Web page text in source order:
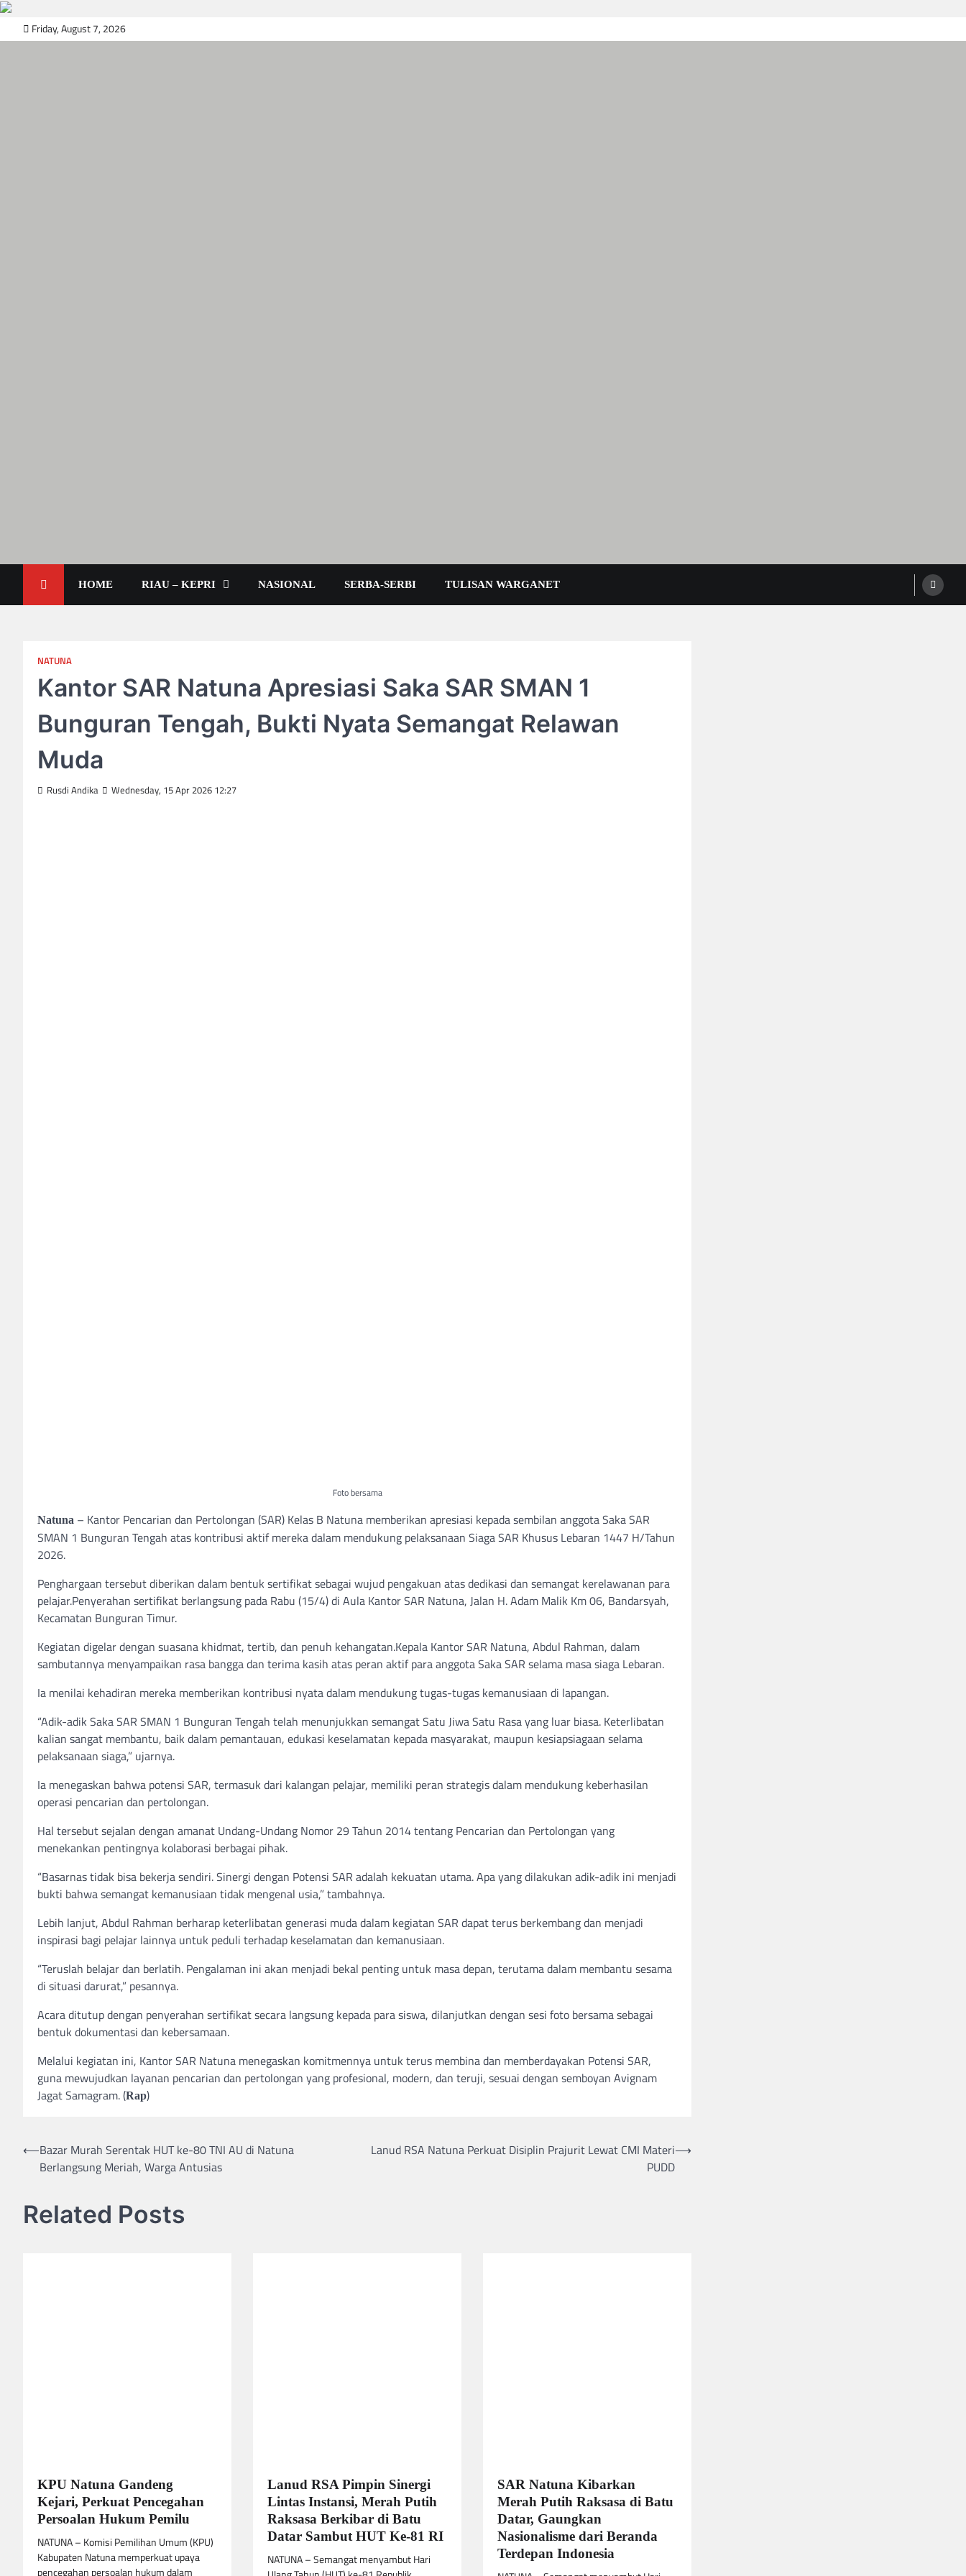
to
Friday, August 7, 2026
HOME RIAU – KEPRI NASIONAL SERBA-SERBI TULISAN WARGANET
NATUNA
Kantor SAR Natuna Apresiasi Saka SAR SMAN 1
Bunguran Tengah, Bukti Nyata Semangat Relawan
Muda
Rusdi Andika Wednesday, 15 Apr 2026 12:27
Foto bersama
Natuna – Kantor Pencarian dan Pertolongan (SAR) Kelas B Natuna memberikan apresiasi kepada sembilan anggota Saka SAR
SMAN 1 Bunguran Tengah atas kontribusi aktif mereka dalam mendukung pelaksanaan Siaga SAR Khusus Lebaran 1447 H/Tahun
2026.
Penghargaan tersebut diberikan dalam bentuk sertifikat sebagai wujud pengakuan atas dedikasi dan semangat kerelawanan para
pelajar.Penyerahan sertifikat berlangsung pada Rabu (15/4) di Aula Kantor SAR Natuna, Jalan H. Adam Malik Km 06, Bandarsyah,
Kecamatan Bunguran Timur.
Kegiatan digelar dengan suasana khidmat, tertib, dan penuh kehangatan.Kepala Kantor SAR Natuna, Abdul Rahman, dalam
sambutannya menyampaikan rasa bangga dan terima kasih atas peran aktif para anggota Saka SAR selama masa siaga Lebaran.
Ia menilai kehadiran mereka memberikan kontribusi nyata dalam mendukung tugas-tugas kemanusiaan di lapangan.
“Adik-adik Saka SAR SMAN 1 Bunguran Tengah telah menunjukkan semangat Satu Jiwa Satu Rasa yang luar biasa. Keterlibatan
kalian sangat membantu, baik dalam pemantauan, edukasi keselamatan kepada masyarakat, maupun kesiapsiagaan selama
pelaksanaan siaga,” ujarnya.
Ia menegaskan bahwa potensi SAR, termasuk dari kalangan pelajar, memiliki peran strategis dalam mendukung keberhasilan
operasi pencarian dan pertolongan.
Hal tersebut sejalan dengan amanat Undang-Undang Nomor 29 Tahun 2014 tentang Pencarian dan Pertolongan yang
menekankan pentingnya kolaborasi berbagai pihak.
“Basarnas tidak bisa bekerja sendiri. Sinergi dengan Potensi SAR adalah kekuatan utama. Apa yang dilakukan adik-adik ini menjadi
bukti bahwa semangat kemanusiaan tidak mengenal usia,” tambahnya.
Lebih lanjut, Abdul Rahman berharap keterlibatan generasi muda dalam kegiatan SAR dapat terus berkembang dan menjadi
inspirasi bagi pelajar lainnya untuk peduli terhadap keselamatan dan kemanusiaan.
“Teruslah belajar dan berlatih. Pengalaman ini akan menjadi bekal penting untuk masa depan, terutama dalam membantu sesama
di situasi darurat,” pesannya.
Acara ditutup dengan penyerahan sertifikat secara langsung kepada para siswa, dilanjutkan dengan sesi foto bersama sebagai
bentuk dokumentasi dan kebersamaan.
Melalui kegiatan ini, Kantor SAR Natuna menegaskan komitmennya untuk terus membina dan memberdayakan Potensi SAR,
guna mewujudkan layanan pencarian dan pertolongan yang profesional, modern, dan teruji, sesuai dengan semboyan Avignam
Jagat Samagram. (Rap)
Post
navigation
⟵Bazar Murah Serentak HUT ke-80 TNI AU di Natuna
Berlangsung Meriah, Warga Antusias
Lanud RSA Natuna Perkuat Disiplin Prajurit Lewat CMI Materi
PUDD
⟶
Related Posts
KPU Natuna Gandeng
Kejari, Perkuat Pencegahan
Persoalan Hukum Pemilu
NATUNA – Komisi Pemilihan Umum (KPU)
Kabupaten Natuna memperkuat upaya
pencegahan persoalan hukum dalam
Lanud RSA Pimpin Sinergi
Lintas Instansi, Merah Putih
Raksasa Berkibar di Batu
Datar Sambut HUT Ke-81 RI
NATUNA – Semangat menyambut Hari
SAR Natuna Kibarkan
Merah Putih Raksasa di Batu
Datar, Gaungkan
Nasionalisme dari Beranda
Terdepan Indonesia